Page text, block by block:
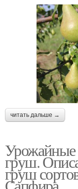
читать дальше →
Урожайные
груш.
груш